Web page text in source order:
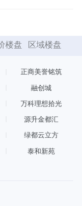
楼盘 区域楼盘
正商美誉铭筑
融创城
万科理想拾光
源升金都汇
绿都云立方
泰和新苑